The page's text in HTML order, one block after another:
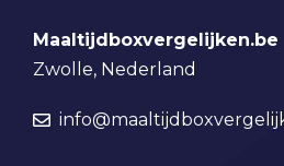
Maaltijdboxvergelijken.be
Zwolle, Nederland